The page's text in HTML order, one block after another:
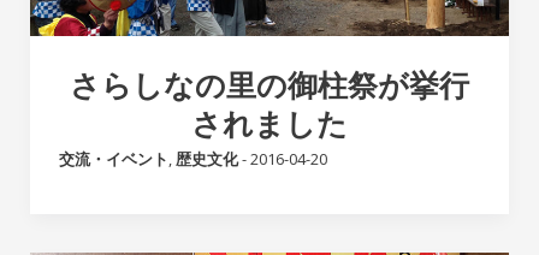
さらしなの里の御柱祭が挙行
されました
交流・イベント,歴史文化-2016-04-20